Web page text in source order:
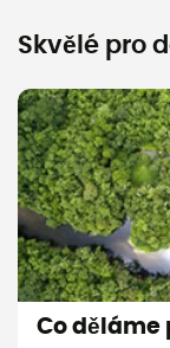
Skvělé pro
Co děláme